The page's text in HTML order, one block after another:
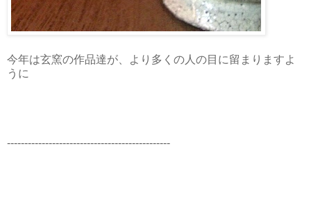
今年は玄窯の作品達が、より多くの人の目に留まりますよ
うに
-----------------------------------------------